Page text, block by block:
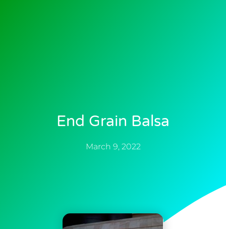
End Grain Balsa
March 9, 2022